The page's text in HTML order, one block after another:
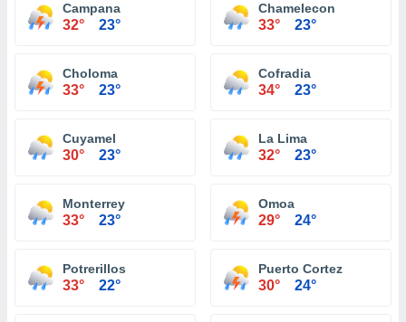
Campana
32° 23°
Chamelecon
33° 23°
Choloma
33° 23°
Cofradia
34° 23°
Cuyamel
30° 23°
La Lima
32° 23°
Monterrey
33° 23°
Omoa
29° 24°
Potrerillos
33° 22°
Puerto Cortez
30° 24°